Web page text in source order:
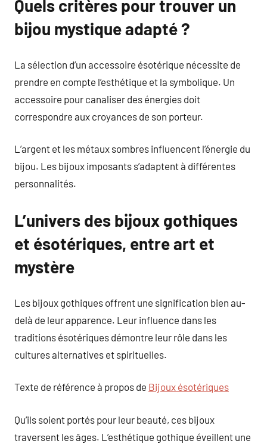
Quels critères pour trouver un
bijou mystique adapté ?
La sélection d’un accessoire ésotérique nécessite de
prendre en compte l’esthétique et la symbolique. Un
accessoire pour canaliser des énergies doit
correspondre aux croyances de son porteur.
L’argent et les métaux sombres influencent l’énergie du
bijou. Les bijoux imposants s’adaptent à différentes
personnalités.
L’univers des bijoux gothiques
et ésotériques, entre art et
mystère
Les bijoux gothiques offrent une signification bien au-
delà de leur apparence. Leur influence dans les
traditions ésotériques démontre leur rôle dans les
cultures alternatives et spirituelles.
Texte de référence à propos de Bijoux ésotériques
Qu’ils soient portés pour leur beauté, ces bijoux
traversent les âges. L’esthétique gothique éveillent une